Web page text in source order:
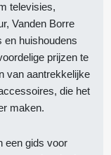
televisies,
Vanden Borre
en huishoudens
prijzen te
van aantrekkelijke
die het
maken.
een gids voor